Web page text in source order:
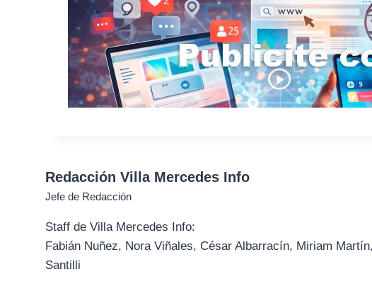
Redacción Villa Mercedes Info
Jefe de Redacción
Staff de Villa Mercedes Info:
Fabián Nuñez, Nora Viñales, César Albarracín, Miriam
Santilli